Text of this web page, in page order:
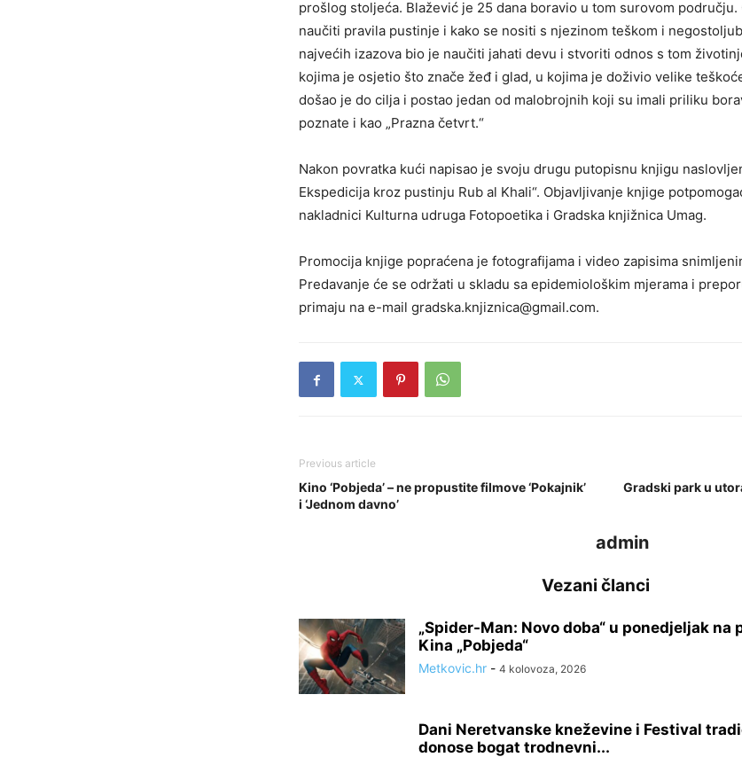
prošlog stoljeća. Blažević je 25 dana boravio u tom surovom području.
naučiti pravila pustinje i kako se nositi s njezinom teškom i
najvećih izazova bio je naučiti jahati devu i stvoriti odnos s tom
kojima je osjetio što znače žeđ i glad, u kojima je doživio velike
došao je do cilja i postao jedan od malobrojnih koji su imali priliku
poznate i kao „Prazna četvrt.“
Nakon povratka kući napisao je svoju drugu putopisnu knjigu
Ekspedicija kroz pustinju Rub al Khali“. Objavljivanje knjige
nakladnici Kulturna udruga Fotopoetika i Gradska knjižnica Umag.
Promocija knjige popraćena je fotografijama i video zapisima
Predavanje će se održati u skladu sa epidemiološkim mjerama i
primaju na e-mail gradska.knjiznica@gmail.com.
Previous article
Kino ‘Pobjeda’ – ne propustite filmove ‘Pokajnik’
i ‘Jednom davno’
Gradski park u
admin
Vezani članci
„Spider-Man: Novo doba“ u ponedjeljak na
Kina „Pobjeda“
Metkovic.hr - 4 kolovoza, 2026
Dani Neretvanske kneževine i Festival
donose bogat trodnevni...